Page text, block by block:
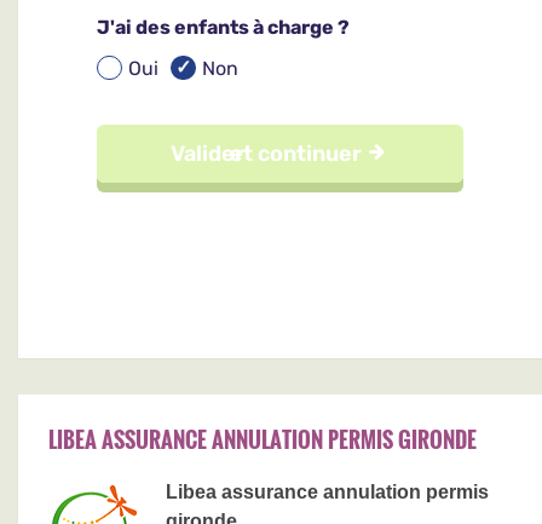
LIBEA ASSURANCE ANNULATION PERMIS GIRONDE
Libea assurance annulation permis